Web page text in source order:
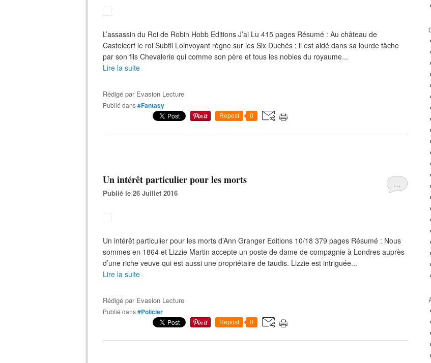
L’assassin du Roi de Robin Hobb Editions J’ai Lu 415 pages Résumé : Au château de
Castelcerf le roi Subtil Loinvoyant règne sur les Six Duchés ; il est aidé dans sa lourde tâche
par son fils Chevalerie qui comme son père et tous les nobles du royaume...
Lire la suite
Rédigé par Evasion Lecture
Publié dans#Fantasy
Repost 0
…
Un intérêt particulier pour les morts
Publié le 26 Juillet 2016
Un intérêt particulier pour les morts d’Ann Granger Editions 10/18 379 pages Résumé : Nous
sommes en 1864 et Lizzie Martin accepte un poste de dame de compagnie à Londres auprès
d’une riche veuve qui est aussi une propriétaire de taudis. Lizzie est intriguée...
Lire la suite
Rédigé par Evasion Lecture
Publié dans#Policier
Repost 0